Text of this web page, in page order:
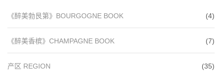
《醉美勃艮第》BOURGOGNE BOOK (4)
《醉美香槟》CHAMPAGNE BOOK (7)
产区 REGION
(35)